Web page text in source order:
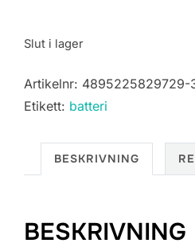
Slut i lager
Artikelnr: 4895225829729-
Etikett: batteri
BESKRIVNING
BESKRIVNING